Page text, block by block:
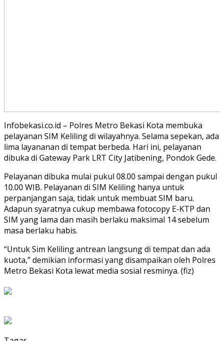
Infobekasi.co.id – Polres Metro Bekasi Kota membuka
pelayanan SIM Keliling di wilayahnya. Selama sepekan, ada
lima layananan di tempat berbeda. Hari ini, pelayanan
dibuka di Gateway Park LRT City Jatibening, Pondok Gede.
Pelayanan dibuka mulai pukul 08.00 sampai dengan pukul
10.00 WIB. Pelayanan di SIM Keliling hanya untuk
perpanjangan saja, tidak untuk membuat SIM baru.
Adapun syaratnya cukup membawa fotocopy E-KTP dan
SIM yang lama dan masih berlaku maksimal 14 sebelum
masa berlaku habis.
“Untuk Sim Keliling antrean langsung di tempat dan ada
kuota,” demikian informasi yang disampaikan oleh Polres
Metro Bekasi Kota lewat media sosial resminya. (fiz)